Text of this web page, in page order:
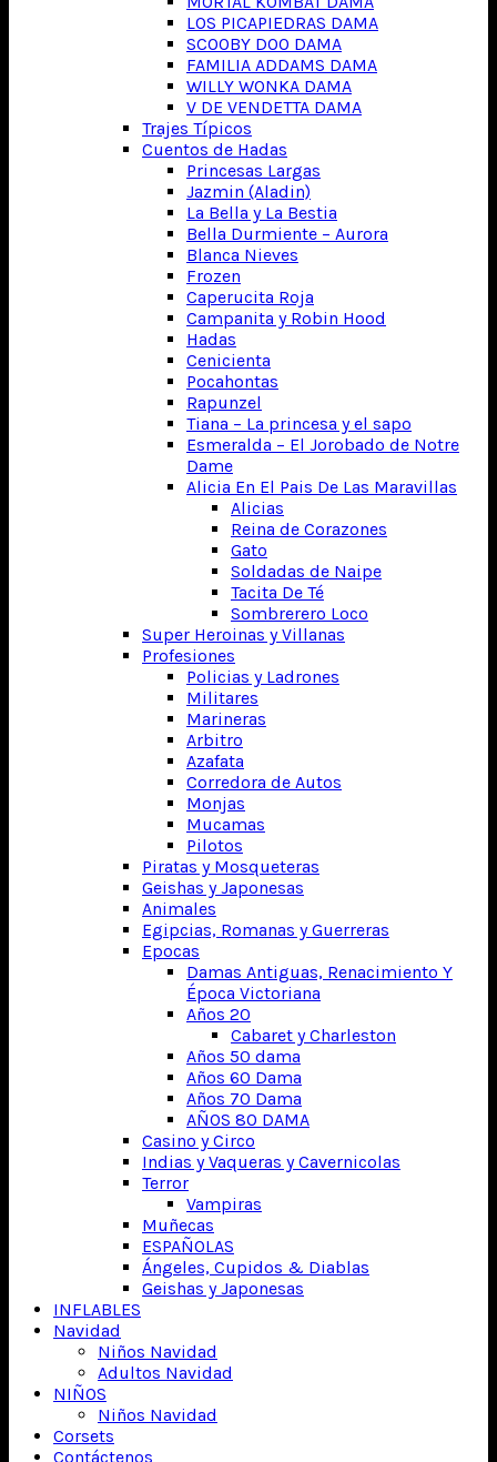
LOS PICAPIEDRAS DAMA
SCOOBY DOO DAMA
FAMILIA ADDAMS DAMA
WILLY WONKA DAMA
V DE VENDETTA DAMA
Trajes Típicos
Cuentos de Hadas
Princesas Largas
Jazmin (Aladin)
La Bella y La Bestia
Bella Durmiente – Aurora
Blanca Nieves
Frozen
Caperucita Roja
Campanita y Robin Hood
Hadas
Cenicienta
Pocahontas
Rapunzel
Tiana – La princesa y el sapo
Esmeralda – El Jorobado de Notre
Dame
Alicia En El Pais De Las Maravillas
Alicias
Reina de Corazones
Gato
Soldadas de Naipe
Tacita De Té
Sombrerero Loco
Super Heroinas y Villanas
Profesiones
Policias y Ladrones
Militares
Marineras
Arbitro
Azafata
Corredora de Autos
Monjas
Mucamas
Pilotos
Piratas y Mosqueteras
Geishas y Japonesas
Animales
Egipcias, Romanas y Guerreras
Epocas
Damas Antiguas, Renacimiento Y
Época Victoriana
Años 20
Cabaret y Charleston
Años 50 dama
Años 60 Dama
Años 70 Dama
AÑOS 80 DAMA
Casino y Circo
Indias y Vaqueras y Cavernicolas
Terror
Vampiras
Muñecas
ESPAÑOLAS
Ángeles, Cupidos & Diablas
Geishas y Japonesas
INFLABLES
Navidad
Niños Navidad
Adultos Navidad
NIÑOS
Niños Navidad
Corsets
Contáctenos